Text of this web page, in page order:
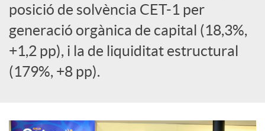
l
s
posició de solvència CET-1 per
generació orgànica de capital (18,3%,
+1,2 pp), i la de liquiditat estructural
(179%, +8 pp).